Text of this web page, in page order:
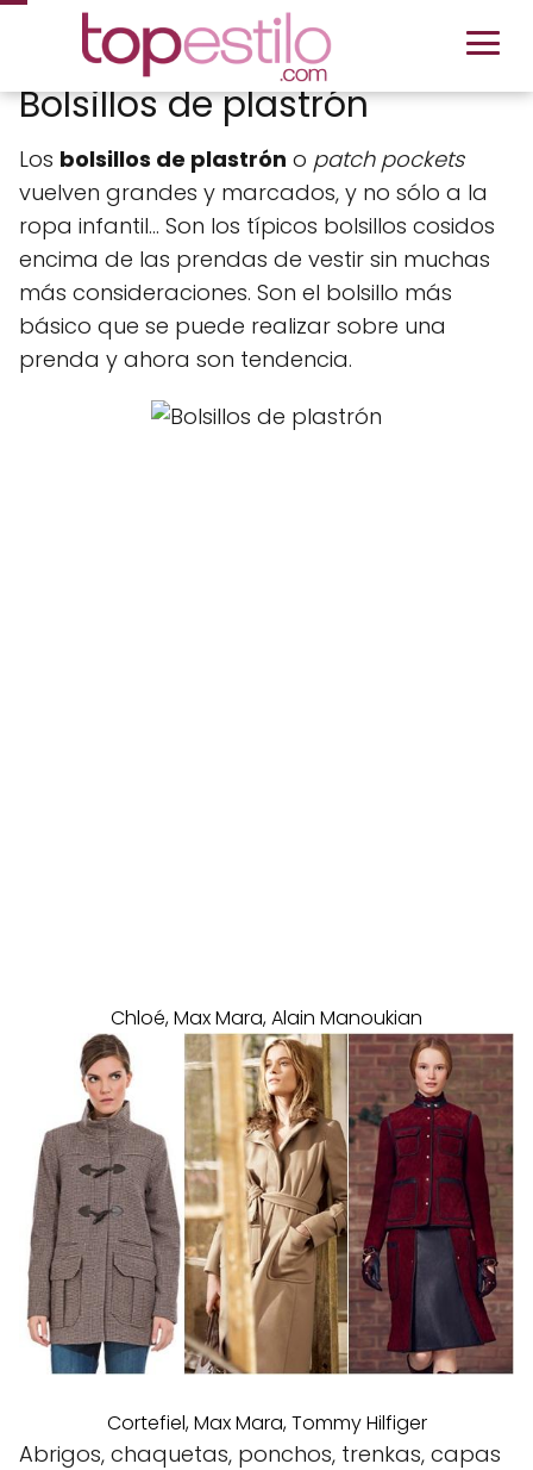
Bolsillos de plastrón
Los bolsillos de plastrón o patch pockets
vuelven grandes y marcados, y no sólo a la
ropa infantil… Son los típicos bolsillos cosidos
encima de las prendas de vestir sin muchas
más consideraciones. Son el bolsillo más
básico que se puede realizar sobre una
prenda y ahora son tendencia.
Chloé, Max Mara, Alain Manoukian
Cortefiel, Max Mara, Tommy Hilfiger
Abrigos, chaquetas, ponchos, trenkas, capas